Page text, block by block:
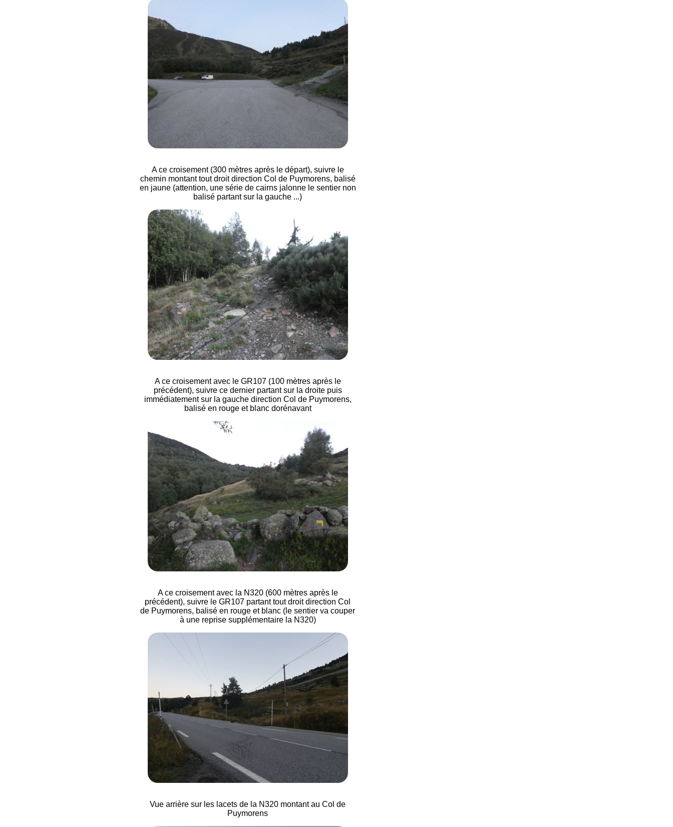
A ce croisement (300 mètres après le départ), suivre le
chemin montant tout droit direction Col de Puymorens, balisé
en jaune (attention, une série de cairns jalonne le sentier non
balisé partant sur la gauche ...)
A ce croisement avec le GR107 (100 mètres après le
précédent), suivre ce dernier partant sur la droite puis
immédiatement sur la gauche direction Col de Puymorens,
balisé en rouge et blanc dorénavant
A ce croisement avec la N320 (600 mètres après le
précédent), suivre le GR107 partant tout droit direction Col
de Puymorens, balisé en rouge et blanc (le sentier va couper
à une reprise supplémentaire la N320)
Vue arrière sur les lacets de la N320 montant au Col de
Puymorens